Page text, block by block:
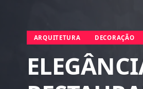
ARQUITETURA DECORAÇÃO